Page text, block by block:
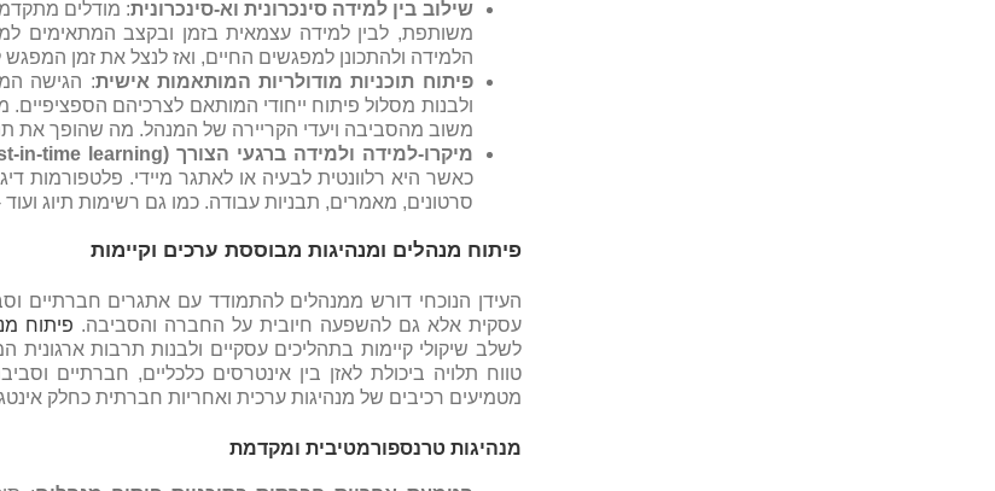
שילוב בין למידה סינכרונית וא-סינכרונית: מודלים
משותפת, לבין למידה עצמאית בזמן ובקצב המתאימים
הלמידה ולהתכונן למפגשים החיים, ואז לנצל את זמן
פיתוח תוכניות מודולריות המותאמות אישית: הגישה
ולבנות מסלול פיתוח ייחודי המותאם לצרכיהם
משוב מהסביבה ויעדי הקריירה של המנהל. מה שהופך את
מיקרו-למידה ולמידה ברגעי הצורך(Just-in-time learning)
כאשר היא רלוונטית לבעיה או לאתגר מיידי. פלטפורמות
סרטונים, מאמרים, תבניות עבודה. כמו גם רשימות תיוג
פיתוח מנהלים ומנהיגות מבוססת ערכים וקיימות
העידן הנוכחי דורש ממנהלים להתמודד עם אתגרים חברתיים
עסקית אלא גם להשפעה חיובית על החברה והסביבה. פיתוח
לשלב שיקולי קיימות בתהליכים עסקיים ולבנות תרבות
טווח תלויה ביכולת לאזן בין אינטרסים כלכליים, חברתיים
מטמיעים רכיבים של מנהיגות ערכית ואחריות חברתית כחלק
מנהיגות טרנספורמטיבית ומקדמת